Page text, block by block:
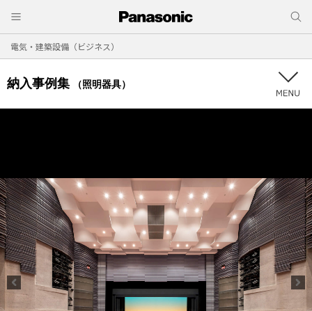
電気・建築設備（ビジネス）
納入事例集 （照明器具）